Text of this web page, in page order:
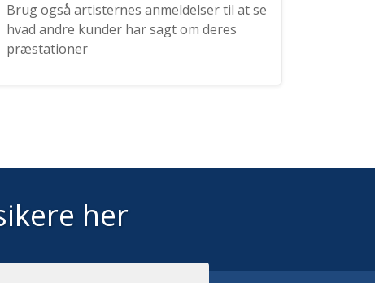
Brug også artisternes anmeldelser til at se
hvad andre kunder har sagt om deres
præstationer
her